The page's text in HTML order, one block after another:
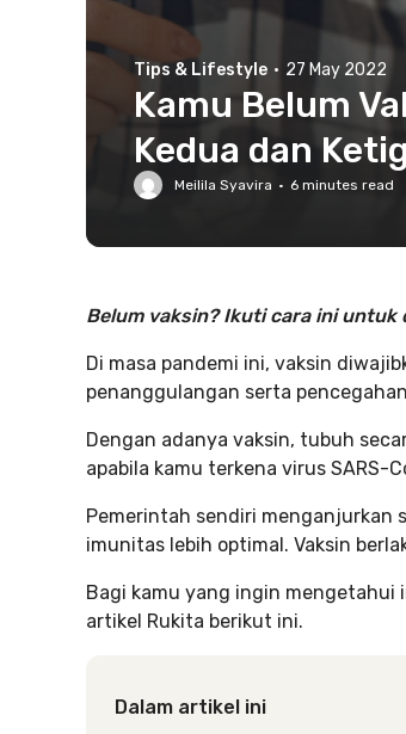
Tips & Lifestyle · 27 May 2022
Kamu Belum
Kedua dan
Meilila Syavira · 6 minutes read
Belum vaksin? Ikuti cara ini
Di masa pandemi ini, vaksin
penanggulangan serta
Dengan adanya vaksin, tubuh
apabila kamu terkena virus SARS-
Pemerintah sendiri menganjurkan
imunitas lebih optimal. Vaksin
Bagi kamu yang ingin
artikel Rukita berikut ini.
Dalam artikel ini